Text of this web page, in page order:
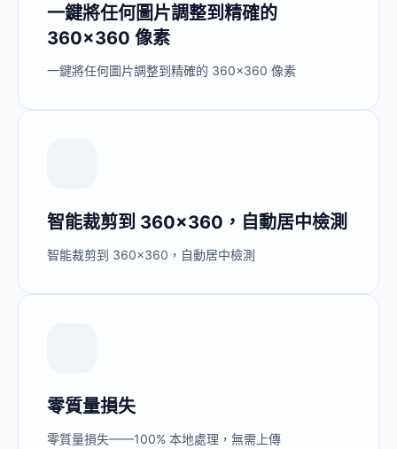
一鍵將任何圖片調整到精確的
360×360 像素
一鍵將任何圖片調整到精確的 360×360 像素
智能裁剪到 360×360，自動居中檢測
智能裁剪到 360×360，自動居中檢測
零質量損失
零質量損失——100% 本地處理，無需上傳